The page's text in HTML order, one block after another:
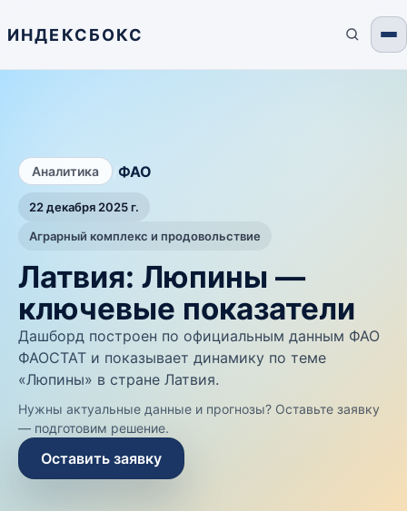
ИНДЕКСБОКС
Аналитика ФАО
22 декабря 2025 г.
Аграрный комплекс и продовольствие
Латвия: Люпины —
ключевые показатели
Дашборд построен по официальным данным ФАО
ФАОСТАТ и показывает динамику по теме
«Люпины» в стране Латвия.
Нужны актуальные данные и прогнозы? Оставьте заявку
— подготовим решение.
Оставить заявку